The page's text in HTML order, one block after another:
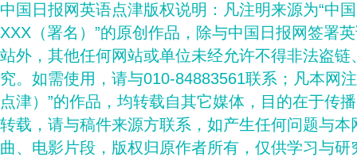
中国日报网英语点津版权说明：凡注明来源为“中
XXX（署名）”的原创作品，除与中国日报网签署
站外，其他任何网站或单位未经允许不得非法盗
究。如需使用，请与010-84883561联系；凡本网
点津）”的作品，均转载自其它媒体，目的在于传
转载，请与稿件来源方联系，如产生任何问题与
曲、电影片段，版权归原作者所有，仅供学习与